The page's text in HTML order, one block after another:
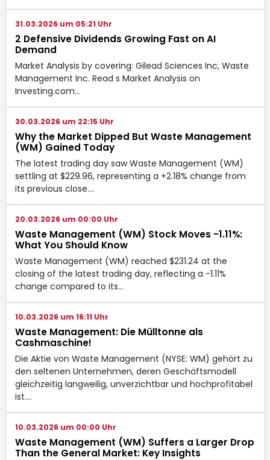
31.03.2026 um 05:21 Uhr
2 Defensive Dividends Growing Fast on AI
Demand
Market Analysis by covering: Gilead Sciences Inc, Waste
Management Inc. Read s Market Analysis on
Investing.com…
30.03.2026 um 22:15 Uhr
Why the Market Dipped But Waste Management
(WM) Gained Today
The latest trading day saw Waste Management (WM)
settling at $229.96, representing a +2.18% change from
its previous close.…
20.03.2026 um 00:00 Uhr
Waste Management (WM) Stock Moves -1.11%:
What You Should Know
Waste Management (WM) reached $231.24 at the
closing of the latest trading day, reflecting a -1.11%
change compared to its…
10.03.2026 um 16:11 Uhr
Waste Management: Die Mülltonne als
Cashmaschine!
Die Aktie von Waste Management (NYSE: WM) gehört zu
den seltenen Unternehmen, deren Geschäftsmodell
gleichzeitig langweilig, unverzichtbar und hochprofitabel
ist.…
10.03.2026 um 00:00 Uhr
Waste Management (WM) Suffers a Larger Drop
Than the General Market: Key Insights